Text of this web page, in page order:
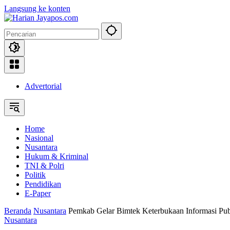
Langsung ke konten
Advertorial
Home
Nasional
Nusantara
Hukum & Kriminal
TNI & Polri
Politik
Pendidikan
E-Paper
Beranda Nusantara Pemkab Gelar Bimtek Keterbukaan Informasi
Nusantara